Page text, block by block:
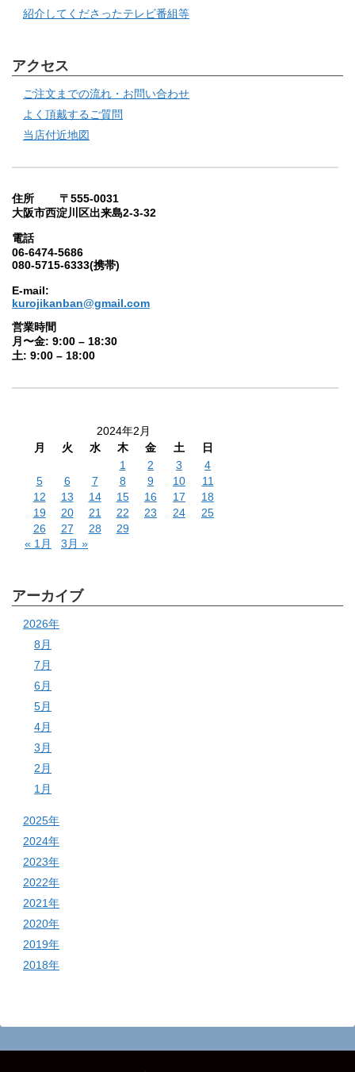
紹介してくださったテレビ番組等
アクセス
ご注文までの流れ・お問い合わせ
よく頂戴するご質問
当店付近地図
住所 〒555-0031
大阪市西淀川区出来島2-3-32
電話
06-6474-5686
080-5715-6333(携帯)
E-mail:
kurojikanban@gmail.com
営業時間
月〜金: 9:00 – 18:30
土: 9:00 – 18:00
2024年2月
月
火 水 木 金 土
日
1
2 3
4
5
6 7 8 9 10
11
12
13 14 15 16 17
18
19
20 21 22 23 24
25
26
27 28
29
« 1月
3月 »
アーカイブ
2026年
8月
7月
6月
5月
4月
3月
2月
1月
2025年
2024年
2023年
2022年
2021年
2020年
2019年
2018年